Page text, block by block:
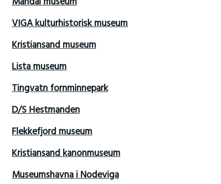
VIGA kulturhistorisk museum
Kristiansand museum
Lista museum
Tingvatn fornminnepark
D/S Hestmanden
Flekkefjord museum
Kristiansand kanonmuseum
Museumshavna i Nodeviga